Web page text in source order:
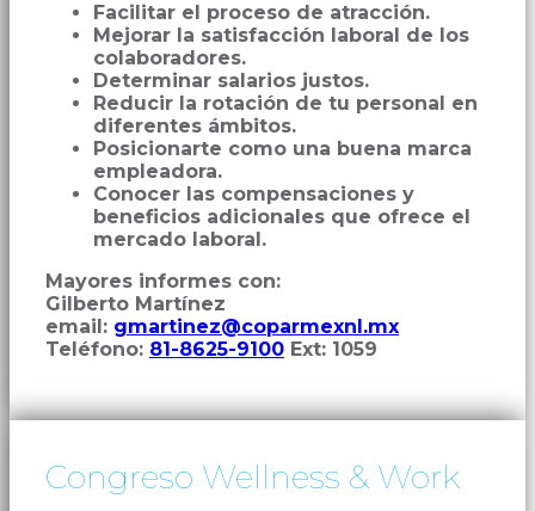
Facilitar el proceso de atracción.
Mejorar la satisfacción laboral de los
colaboradores.
Determinar salarios justos.
Reducir la rotación de tu personal en
diferentes ámbitos.
Posicionarte como una buena marca
empleadora.
Conocer las compensaciones y
beneficios adicionales que ofrece el
mercado laboral.
Mayores informes con:
Gilberto Martínez
email: gmartinez@coparmexnl.mx
Teléfono: 81-8625-9100 Ext: 1059
Congreso Wellness & Work